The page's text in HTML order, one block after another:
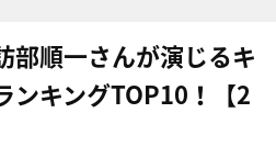
部順一さんが演じるキ
ンキングTOP10！【2